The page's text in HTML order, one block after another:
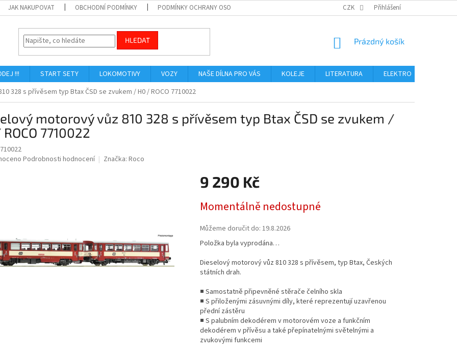
JAK NAKUPOVAT OBCHODNÍ PODMÍNKY PODMÍNKY OCHRANY OSOBNÍCH ÚDAJŮ CZK Přihlášení
HLEDAT
NÁKUPNÍ
Prázdný košík
!!! START SETY LOKOMOTIVY VOZY NAŠE DÍLNA PRO VÁS KOLEJE LITERATURA ELEKTRO
328 s přívěsem typ Btax ČSD se zvukem / H0 / ROCO 7710022
motorový vůz 810 328 s přívěsem typ Btax ČSD se zvukem /
7710022
Podrobnosti hodnocení Značka: Roco
9 290 Kč
cena:
Momentálně nedostupné
Můžeme doručit do: 19.8.2026
Položka byla vyprodána…
Dieselový motorový vůz 810 328 s přívěsem, typ Btax, Českých
státních drah.
■ Samostatně připevněné stěrače čelního skla
■ S přiloženými zásuvnými díly, které reprezentují uzavřenou
přední zástěru
■ S palubním dekodérem v motorovém voze a funkčním
dekodérem v přívěsu a také přepínatelnými světelnými a
zvukovými funkcemi